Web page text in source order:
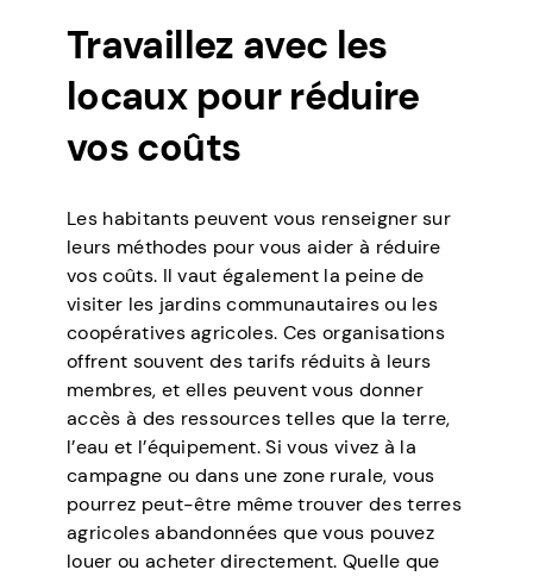
Travaillez avec les
locaux pour réduire
vos coûts
Les habitants peuvent vous renseigner sur
leurs méthodes pour vous aider à réduire
vos coûts. Il vaut également la peine de
visiter les jardins communautaires ou les
coopératives agricoles. Ces organisations
offrent souvent des tarifs réduits à leurs
membres, et elles peuvent vous donner
accès à des ressources telles que la terre,
l’eau et l’équipement. Si vous vivez à la
campagne ou dans une zone rurale, vous
pourrez peut-être même trouver des terres
agricoles abandonnées que vous pouvez
louer ou acheter directement. Quelle que